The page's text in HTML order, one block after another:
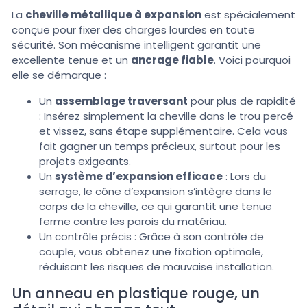
La cheville métallique à expansionest spécialement
conçue pour fixer des charges lourdes en toute
sécurité. Son mécanisme intelligent garantit une
excellente tenue et un ancrage fiable. Voici pourquoi
elle se démarque :
Un assemblage traversant pour plus de rapidité
: Insérez simplement la cheville dans le trou percé
et vissez, sans étape supplémentaire. Cela vous
fait gagner un temps précieux, surtout pour les
projets exigeants.
Un système d’expansion efficace: Lors du
serrage, le cône d’expansion s’intègre dans le
corps de la cheville, ce qui garantit une tenue
ferme contre les parois du matériau.
Un contrôle précis : Grâce à son contrôle de
couple, vous obtenez une fixation optimale,
réduisant les risques de mauvaise installation.
Un anneau en plastique rouge, un